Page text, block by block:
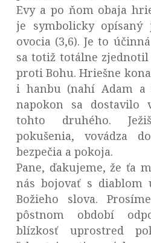
Evy a po ňom obaja
je symbolicky opísaný
ovocia (3,6). Je to
sa totiž totálne
proti Bohu. Hriešne
i hanbu (nahí Adam a
napokon sa dostavilo
tohto druhého.
pokušenia, vovádza
bezpečia a pokoja.
Pane, ďakujeme, že ťa
nás bojovať s diablom
Božieho slova.
pôstnom období
blízkosť uprostred